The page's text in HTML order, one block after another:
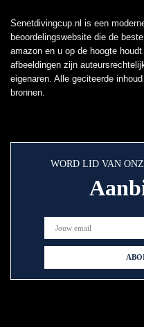
Senetdivingcup.nl is een
beoordelingswebsite die de
amazon en u op de hoogte
afbeeldingen zijn
eigenaren. Alle geciteerde
bronnen.
WORD LID VAN